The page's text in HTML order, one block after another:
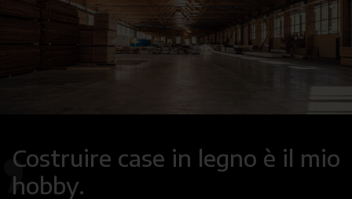
Costruire case in legno è il mio
hobby.